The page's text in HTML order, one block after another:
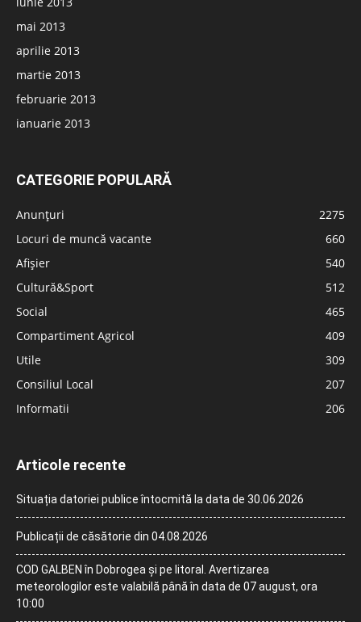
mai 2013
aprilie 2013
martie 2013
februarie 2013
ianuarie 2013
CATEGORIE POPULARĂ
Anunțuri
2275
Locuri de muncă vacante
660
Afișier
540
Cultură&Sport
512
Social
465
Compartiment Agricol
409
Utile
309
Consiliul Local
207
Informatii
206
Articole recente
Situația datoriei publice întocmită la data de 30.06.2026
Publicații de căsătorie din 04.08.2026
COD GALBEN în Dobrogea și pe litoral. Avertizarea
meteorologilor este valabilă până în data de 07 august, ora
10:00